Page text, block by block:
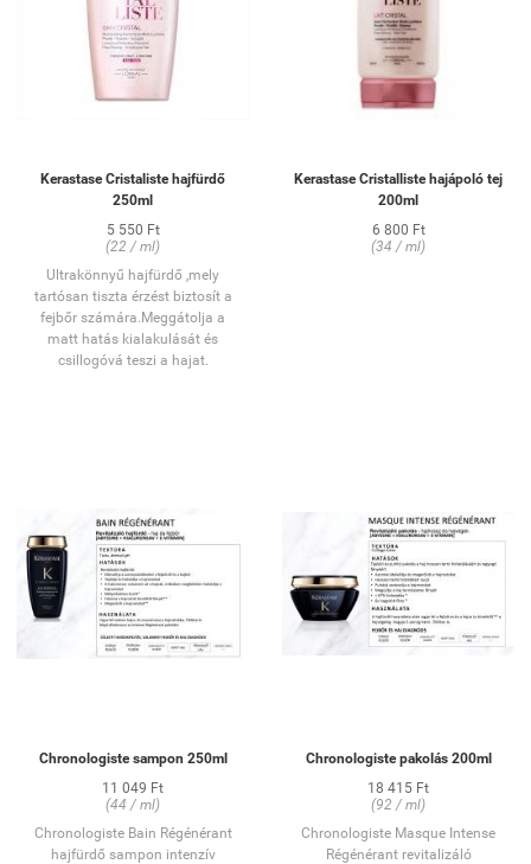
Kerastase Cristaliste hajfürdő
250ml
5 550 Ft
(22 / ml)
Ultrakönnyű hajfürdő ,mely
tartósan tiszta érzést biztosít a
fejbőr számára.Meggátolja a
matt hatás kialakulását és
csillogóvá teszi a hajat.
Kerastase Cristalliste hajápoló tej
200ml
6 800 Ft
(34 / ml)
Chronologiste sampon 250ml
11 049 Ft
(44 / ml)
Chronologiste Bain Régénérant
hajfürdő sampon intenzív
Chronologiste pakolás 200ml
18 415 Ft
(92 / ml)
Chronologiste Masque Intense
Régénérant revitalizáló